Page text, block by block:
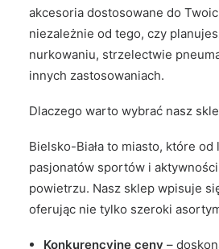
akcesoria dostosowane do
niezależnie od tego, czy
nurkowaniu, strzelectwie
innych zastosowaniach.
Dlaczego warto wybrać nasz
Bielsko-Biała to miasto, które od
pasjonatów sportów i
powietrzu. Nasz sklep wpisuje
oferując nie tylko szeroki
Konkurencyjne ceny –